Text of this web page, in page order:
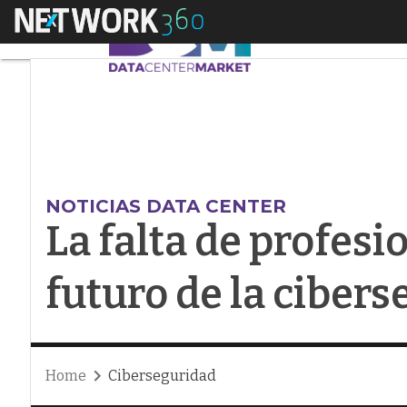
Menú La falta de
NOTICIAS DATA CENTER
La falta de
futuro de la
Home Ciberseguridad